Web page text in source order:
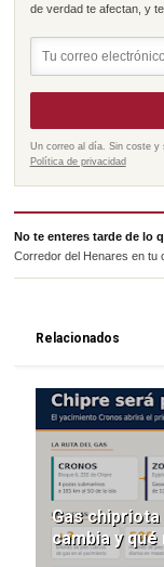
de verdad te afectan, y
Un correo al día. Sin coste y
Política de privacidad
No te enteres tarde de lo
Corredor del Henares en tu
Relacionados
Gas chipriota
cambia y qué